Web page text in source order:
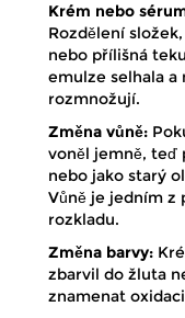
Krém nebo
Rozdělení
nebo přílišná
emulze selhala a
rozmnožují.
Změna vůně:
voněl jemně, teď
nebo jako starý
Vůně je jedním z
rozkladu.
Změna barvy:
zbarvil do žluta
znamenat